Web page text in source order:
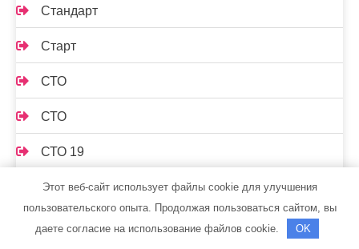
Стандарт
Старт
СТО
СТО
СТО 19
СТО Автосервис
Этот веб-сайт использует файлы cookie для улучшения
пользовательского опыта. Продолжая пользоваться сайтом, вы
даете согласие на использование файлов cookie.
OK